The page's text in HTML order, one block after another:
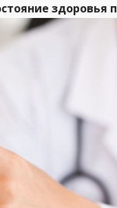
здоровья